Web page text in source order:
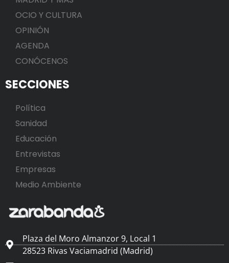
OCIO Y CULTURA
OPINIÓN
AGENDA
CONÓCENOS
SECCIONES
Política
Sanidad
Educación
Entrevistas
Empresas
Medio Ambiente
Plaza del Moro Almanzor 9, Local 1
28523 Rivas Vaciamadrid (Madrid)